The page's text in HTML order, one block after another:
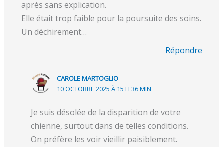
après sans explication.
Elle était trop faible pour la poursuite des soins.
Un déchirement…
Répondre
CAROLE MARTOGLIO
10 OCTOBRE 2025 À 15 H 36 MIN
Je suis désolée de la disparition de votre
chienne, surtout dans de telles conditions.
On préfère les voir vieillir paisiblement.